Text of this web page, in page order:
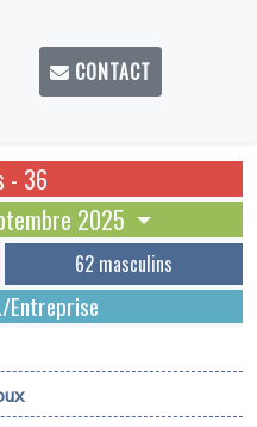
CONTACT
2025
- 36
62 masculins
Entreprise